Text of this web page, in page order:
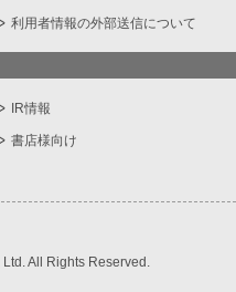
利用者情報の外部送信について
IR情報
書店様向け
All Rights Reserved.